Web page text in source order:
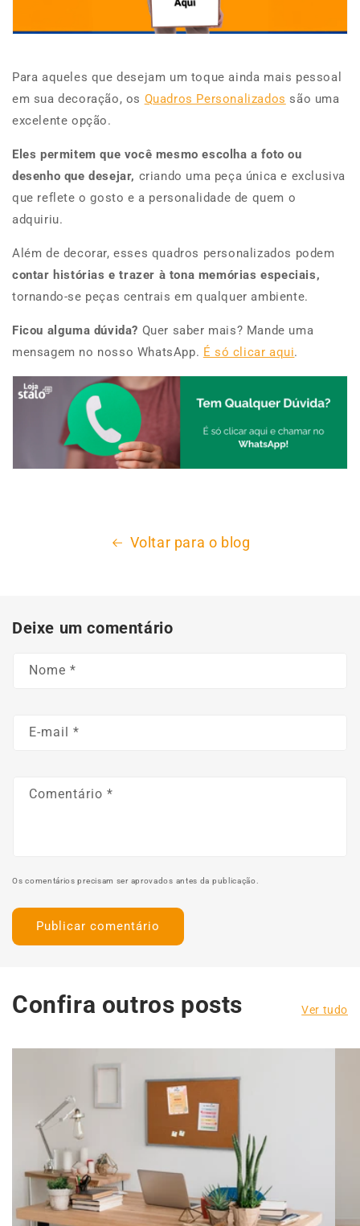
Para aqueles que desejam um toque ainda mais pessoal
em sua decoração, os Quadros Personalizados são uma
excelente opção.
Eles permitem que você mesmo escolha a foto ou
desenho que desejar, criando uma peça única e exclusiva
que reflete o gosto e a personalidade de quem o
adquiriu.
Além de decorar, esses quadros personalizados podem
contar histórias e trazer à tona memórias especiais,
tornando-se peças centrais em qualquer ambiente.
Ficou alguma dúvida? Quer saber mais? Mande uma
mensagem no nosso WhatsApp. É só clicar aqui.
Voltar para o blog
Deixe um comentário
Nome *
E-mail *
Comentário *
Os comentários precisam ser aprovados antes da publicação.
Confira outros posts Ver tudo